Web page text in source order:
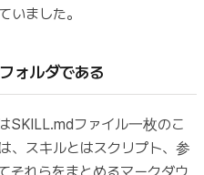
いました。
ォルダである
SKILL.mdファイル一枚のこ
、スキルとはスクリプト、参